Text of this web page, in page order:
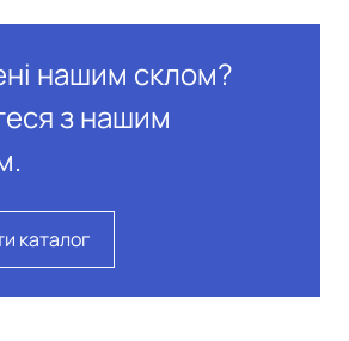
нашим склом?
з нашим
каталог